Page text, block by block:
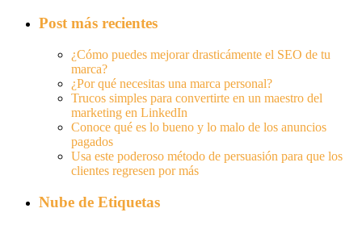
Post más recientes
¿Cómo puedes mejorar drasticámente el SEO de tu
marca?
¿Por qué necesitas una marca personal?
Trucos simples para convertirte en un maestro del
marketing en LinkedIn
Conoce qué es lo bueno y lo malo de los anuncios
pagados
Usa este poderoso método de persuasión para que los
clientes regresen por más
Nube de Etiquetas